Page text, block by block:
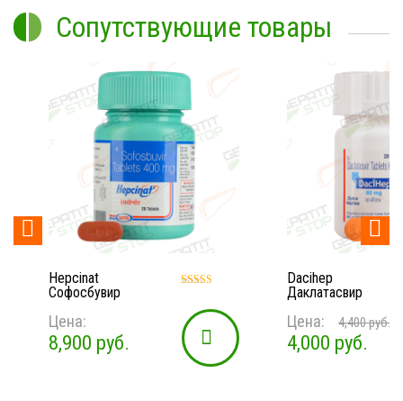
Сопутствующие товары
Dacihep
5.00
Даклатасвир
Цена:
4,000руб.
Sofovir
Софосбувир
Цена: 11,000
10,000руб.
 